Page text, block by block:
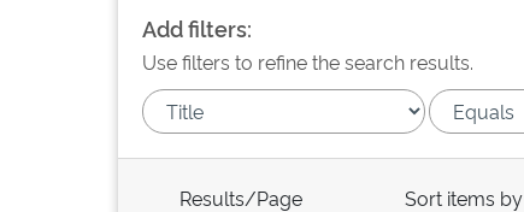
Add filters:
Use filters to refine the search results.
Results/Page Sort items by